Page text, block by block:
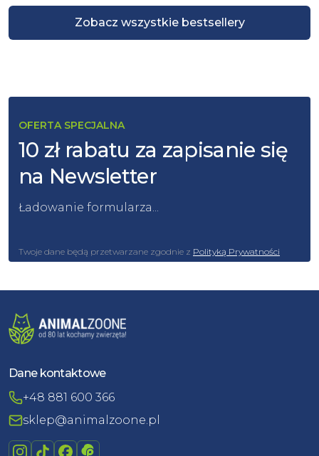
Zobacz wszystkie bestsellery
OFERTA SPECJALNA
10 zł rabatu za zapisanie się
na Newsletter
Ładowanie formularza...
Twoje dane będą przetwarzane zgodnie z Polityką Prywatności
Dane kontaktowe
+48 881 600 366
sklep@animalzoone.pl